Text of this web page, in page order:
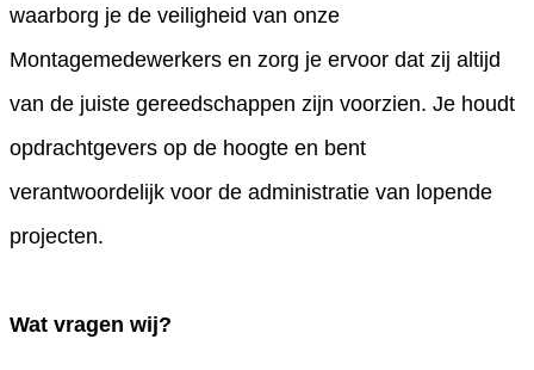
waarborg je de veiligheid van onze
Montagemedewerkers en zorg je ervoor dat zij altijd
van de juiste gereedschappen zijn voorzien. Je houdt
opdrachtgevers op de hoogte en bent
verantwoordelijk voor de administratie van lopende
projecten.
Wat vragen wij?